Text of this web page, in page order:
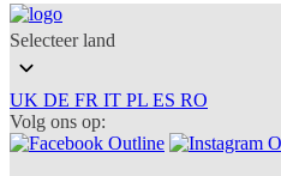
Selecteer land
UK DE FR IT PL ES RO
Volg ons op: